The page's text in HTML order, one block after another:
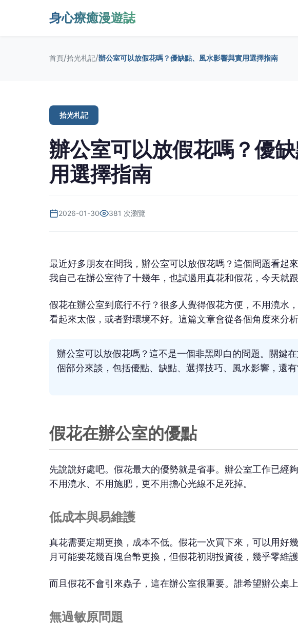
身心療癒漫遊誌
首頁/拾光札記/辦公室可以放假花嗎？優缺點、風水影響與實用選擇指南
拾光札記
辦公室可以放假花嗎？優
用選擇指南
2026-01-30 381 次瀏覽
最近好多朋友在問我，辦公室可以放假花嗎？這個問題看起
我自己在辦公室待了十幾年，也試過用真花和假花，今天就
假花在辦公室到底行不行？很多人覺得假花方便，不用澆水
看起來太假，或者對環境不好。這篇文章會從各個角度來分
辦公室可以放假花嗎？這不是一個非黑即白的問題。關鍵
個部分來談，包括優點、缺點、選擇技巧、風水影響，還有
假花在辦公室的優點
先說說好處吧。假花最大的優勢就是省事。辦公室工作已經
不用澆水、不用施肥，更不用擔心光線不足死掉。
低成本與易維護
真花需要定期更換，成本不低。假花一次買下來，可以用好
月可能要花幾百塊台幣更換，但假花初期投資後，幾乎零維護
而且假花不會引來蟲子，這在辦公室很重要。誰希望辦公桌
無過敏原問題